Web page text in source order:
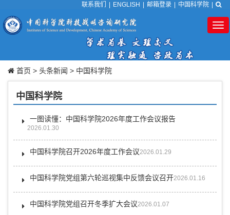
联系我们 ENGLISH 邮箱登录 中国科学院
首页 > 头条新闻 > 中国科学院
中国科学院
一图读懂：中国科学院2026年度工作会议报告
2026.01.30
中国科学院召开2026年度工作会议2026.01.29
中国科学院党组第六轮巡视集中反馈会议召开2026.01.16
中国科学院党组召开冬季扩大会议2026.01.07